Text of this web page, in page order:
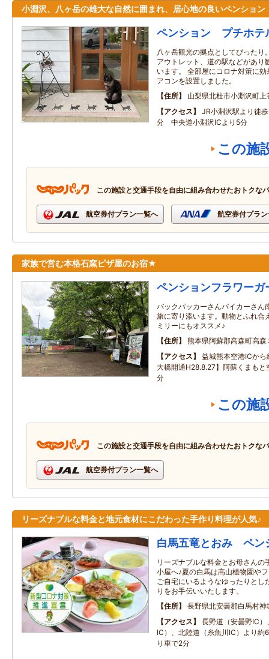
小淵沢、八ヶ岳の雄大な自然に囲まれ、居心地の良いペンション
ペンション プチホ
八ヶ岳観光の拠点としてぴったり
アウトレット、道の駅などがあり
います。 全部屋にコロナ対策に
アコンを設置しました。
住所
山梨県北杜市小淵沢町
アクセス
JR小淵沢駅より徒
分 中央道小淵沢ICより5分
この施
この施設と交通手段を自由に組み合わせたおトクな
航空券付プラン一覧へ 航空券付プラ
家族で営む本格石窯ピザ屋のお宿★
ペンションフラワーガ
バックパッカーさんバイカーさん
旅に寄り添います。動物とふれ合
ミリーにもオススメ♪
住所
熊本県阿蘇郡高森町高森
アクセス
益城熊本空港IC
大橋開通H28.8.27】阿蘇くまも
分
この施
この施設と交通手段を自由に組み合わせたおトクな
航空券付プラン一覧へ
リーズナブルな料金と地元食材にこだわった手作り料理が人気♪
白馬五竜とおみ ペン
リーズナブルな料金とお母さんの
小屋へ♪夏の白馬は高山植物園や
ご自宅にいるようなゆったりとし
りをお手伝いいたします。
住所
長野県北安曇郡白馬村神
アクセス
長野道（安曇野IC
IC）、北陸道（糸魚川IC）より約
り車で2分